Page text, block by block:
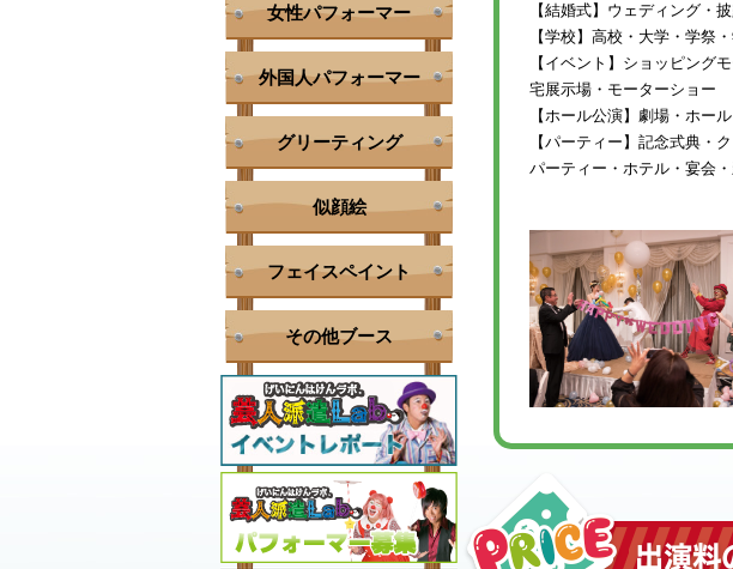
【結婚式】ウェディング・
【学校】高校・大学・学祭
【イベント】ショッピング
宅展示場・モーターショー
【ホール公演】劇場・ホー
【パーティー】記念式典・
パーティー・ホテル・宴会
女性パフォーマー
外国人パフォーマー
グリーティング
似顔絵
フェイスペイント
その他ブース